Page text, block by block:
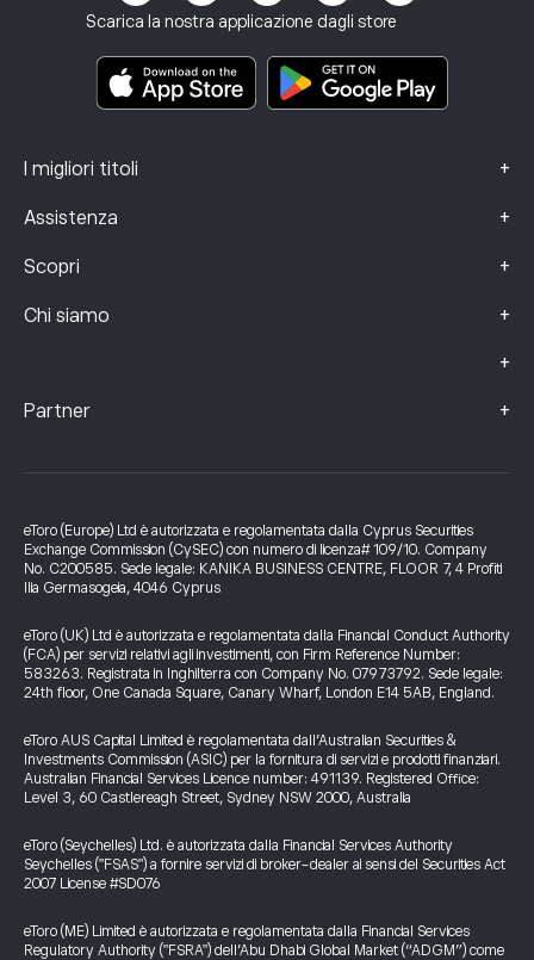
Scarica la nostra applicazione dagli store
I migliori titoli +
Assistenza +
Scopri +
Chi siamo +
+
Documenti informativi chiave
Dati sui reclami (clienti FCA)
Partner +
Assicurazione sugli investimenti
eToro (Europe) Ltd è autorizzata e regolamentata dalla Cyprus Securities
Exchange Commission (CySEC) con numero di licenza# 109/10. Company
No. C200585. Sede legale: KANIKA BUSINESS CENTRE, FLOOR 7, 4 Profiti
Ilia Germasogeia, 4046 Cyprus
eToro (UK) Ltd è autorizzata e regolamentata dalla Financial Conduct Authority
(FCA) per servizi relativi agli investimenti, con Firm Reference Number:
583263. Registrata in Inghilterra con Company No. 07973792. Sede legale:
24th floor, One Canada Square, Canary Wharf, London E14 5AB, England.
eToro AUS Capital Limited è regolamentata dall’Australian Securities &
Investments Commission (ASIC) per la fornitura di servizi e prodotti finanziari.
Australian Financial Services Licence number: 491139. Registered Office:
Level 3, 60 Castlereagh Street, Sydney NSW 2000, Australia
eToro (Seychelles) Ltd. è autorizzata dalla Financial Services Authority
Seychelles ("FSAS") a fornire servizi di broker-dealer ai sensi del Securities Act
2007 License #SD076
eToro (ME) Limited è autorizzata e regolamentata dalla Financial Services
Regulatory Authority ("FSRA") dell’Abu Dhabi Global Market (“ADGM”) come